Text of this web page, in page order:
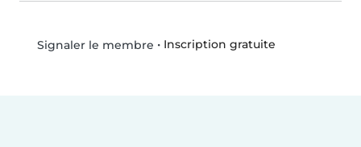
Signaler le membre • Inscription gratuite